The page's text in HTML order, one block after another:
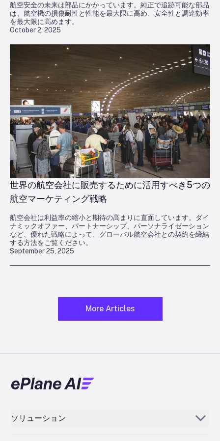
October 2, 2025
航空安全の未来は部品にかかっています。純正で追跡可能な部品
は、航空機の損傷耐性と性能を最大限に高め、安全性と調達効率
を最大限に高めます。
September 25, 2025
世界の航空会社に販売するために活用すべき5つの
航空マーケティング戦略
航空会社は利益率の縮小と期待の高まりに直面しています。ダイ
ナミックオファー、パートナーシップ、パーソナライゼーション
など、優れた戦略によって、グローバル航空会社との契約を締結
する方法をご覧ください。
More Articles
ソリューション